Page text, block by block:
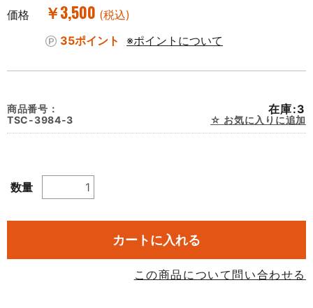
価格 ￥3,500 (税込)
35ポイント
※ポイントについて
商品番号：
TSC-3984-3
在庫:3
お気に入りに追加
数量
カートに入れる
この商品について問い合わせる